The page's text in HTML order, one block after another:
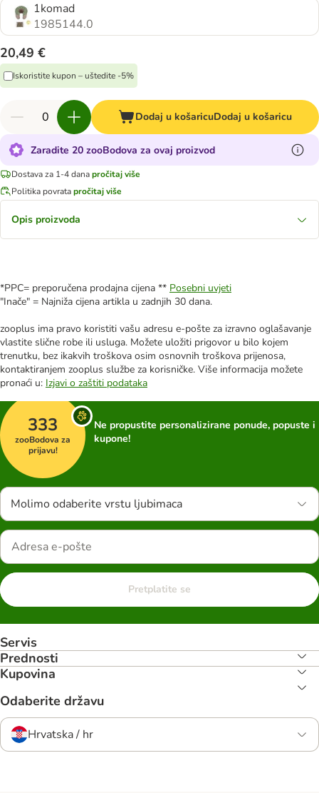
1komad
1985144.0
20,49 €
Iskoristite kupon – uštedite -5%
Dodaj u košaricuDodaj u košaricu
Zaradite 20 zooBodova za ovaj proizvod
Dostava za 1-4 danapročitaj više
Politika povratapročitaj više
Opis proizvoda
*PPC= preporučena prodajna cijena ** Posebni uvjeti
"Inače" = Najniža cijena artikla u zadnjih 30 dana.
zooplus ima pravo koristiti vašu adresu e-pošte za izravno oglašavanje
vlastite slične robe ili usluga. Možete uložiti prigovor u bilo kojem
trenutku, bez ikakvih troškova osim osnovnih troškova prijenosa,
kontaktiranjem zooplus službe za korisničke. Više informacija možete
pronaći u: Izjavi o zaštiti podataka
333
zooBodova za
prijavu!
Ne propustite personalizirane ponude, popuste i
kupone!
Molimo odaberite vrstu ljubimaca
Pretplatite se
Servis
Prednosti
Kupovina
Odaberite državu
Hrvatska / hr